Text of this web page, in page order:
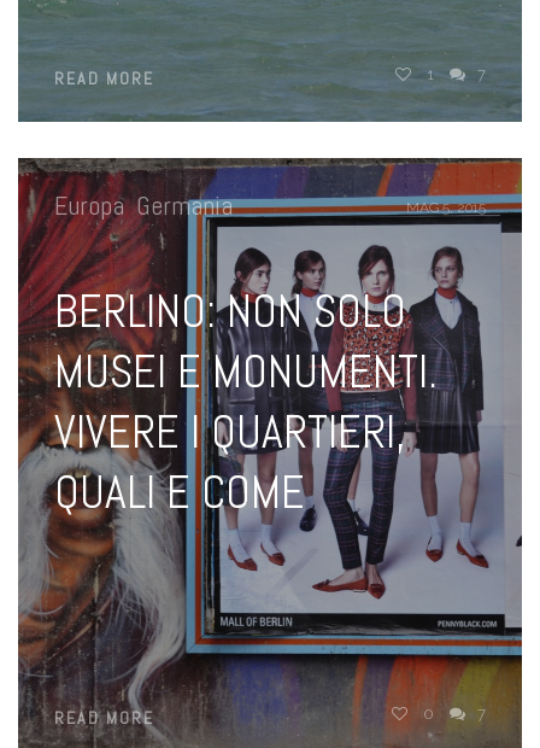
READ MORE 1 7
Europa,Germania MAG 5, 2015
BERLINO: NON SOLO
MUSEI E MONUMENTI.
VIVERE I QUARTIERI,
QUALI E COME
READ MORE 0 7